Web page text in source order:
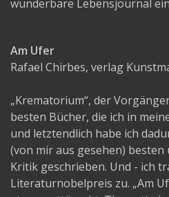
wunderbare Lebensjournal
Am Ufer
Rafael Chirbes, verlag
„Krematorium“, der
besten Bücher, die ich in
und letztendlich habe ich
(von mir aus gesehen)
Kritik geschrieben. Und - ich
Literaturnobelpreis zu. „Am